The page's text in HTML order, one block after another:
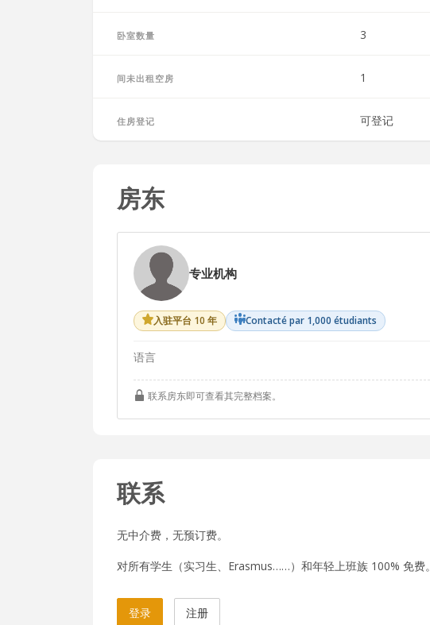
卧室数量 3
间未出租空房 1
住房登记 可登记
房东
专业机构
入驻平台 10 年 Contacté par 1,000 étudiants
语言
联系房东即可查看其完整档案。
联系
无中介费，无预订费。
对所有学生（实习生、Erasmus……）和年轻上班族 100% 免费。
登录 注册